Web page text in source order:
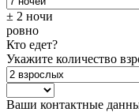
± 2 ночи
ровно
Кто едет?
Укажите количество
Ваши контактные